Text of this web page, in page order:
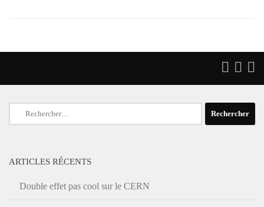
Rechercher :
ARTICLES RÉCENTS
Double effet pas cool sur le CERN